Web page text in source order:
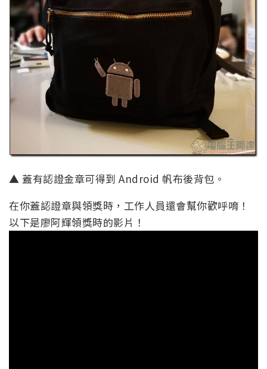
▲ 蓋有認證金章可得到 Android 帆布後背包。
在你蓋認證章與領獎時，工作人員還會幫你歡呼唷！
以下是廖阿輝領獎時的影片！